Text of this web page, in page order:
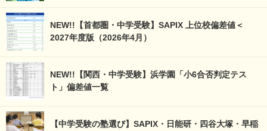
NEW!!【首都圏・中学受験】SAPIX 上位校偏差値＜
2027年度版（2026年4月）
NEW!!【関西・中学受験】浜学園「小6合否判定テス
ト」偏差値一覧
【中学受験の塾選び】SAPIX・日能研・四谷大塚・早稲